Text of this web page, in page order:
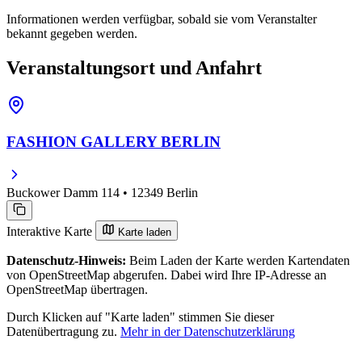
Informationen werden verfügbar, sobald sie vom Veranstalter
bekannt gegeben werden.
Veranstaltungsort und Anfahrt
FASHION GALLERY BERLIN
Buckower Damm 114 • 12349 Berlin
Interaktive Karte Karte laden
Datenschutz-Hinweis: Beim Laden der Karte werden Kartendaten
von OpenStreetMap abgerufen. Dabei wird Ihre IP-Adresse an
OpenStreetMap übertragen.
Durch Klicken auf "Karte laden" stimmen Sie dieser
Datenübertragung zu. Mehr in der Datenschutzerklärung